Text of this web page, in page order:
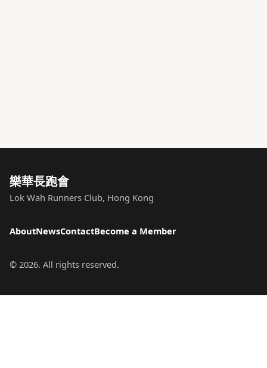
樂華長跑會
Lok Wah Runners Club, Hong Kong
AboutNewsContactBecome a Member
© 2026. All rights reserved.